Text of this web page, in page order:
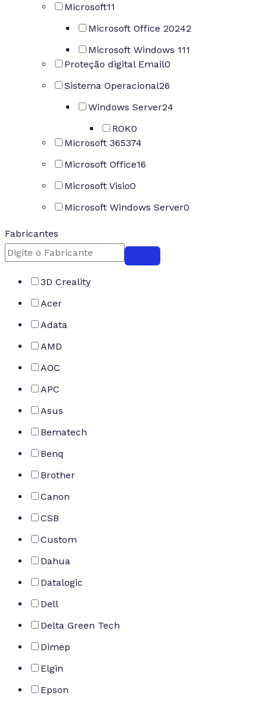
Microsoft11
Microsoft Office 20242
Microsoft Windows 111
Proteção digital Email0
Sistema Operacional26
Windows Server24
ROK0
Microsoft 365374
Microsoft Office16
Microsoft Visio0
Microsoft Windows Server0
Fabricantes
3D Creality
Acer
Adata
AMD
AOC
APC
Asus
Bematech
Benq
Brother
Canon
CSB
Custom
Dahua
Datalogic
Dell
Delta Green Tech
Dimep
Elgin
Epson